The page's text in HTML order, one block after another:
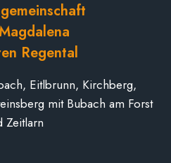
Regental
Eitlbrunn, Kirchberg,
mit Bubach am Forst
Zeitlarn